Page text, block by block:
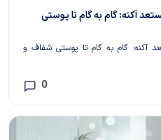
آکنه: گام به گام تا پوستی
آکنه: گام به گام تا پوستی شفاف و
0